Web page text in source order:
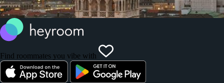
Find roommates you vibe with